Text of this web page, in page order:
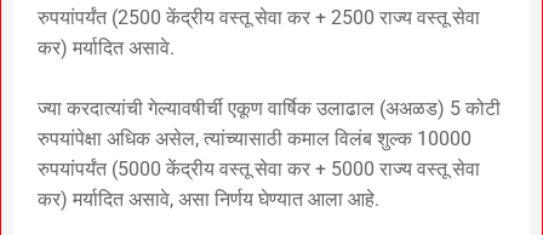
रुपयांपर्यंत (2500 केंद्रीय वस्तू सेवा कर + 2500 राज्य वस्तू सेवा
कर) मर्यादित असावे.
ज्या करदात्यांची गेल्यावषीर्ची एकूण वार्षिक उलाढाल (अअळड) 5 कोटी
रुपयांपेक्षा अधिक असेल, त्यांच्यासाठी कमाल विलंब शुल्क 10000
रुपयांपर्यंत (5000 केंद्रीय वस्तू सेवा कर + 5000 राज्य वस्तू सेवा
कर) मर्यादित असावे, असा निर्णय घेण्यात आला आहे.